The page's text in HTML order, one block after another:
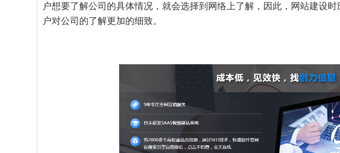
户想要了解公司的具体情况，就会选择到网络上了解，因此，网站建设
户对公司的了解更加的细致。